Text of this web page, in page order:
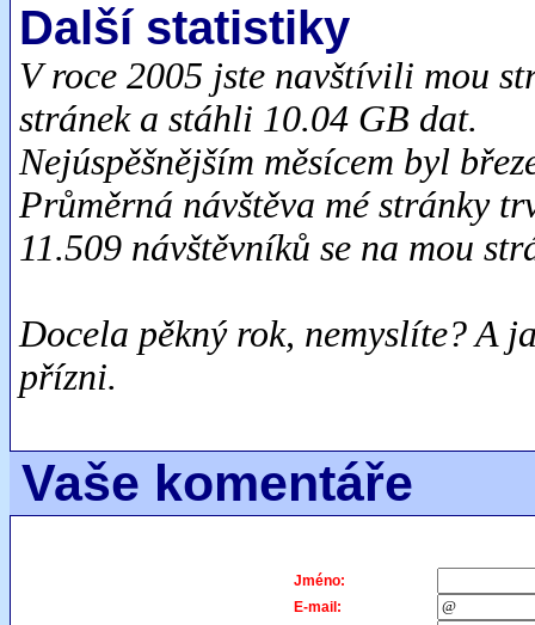
Další statistiky
V roce 2005 jste navštívili mou
stránek a stáhli 10.04 GB dat.
Nejúspěšnějším měsícem byl
Průměrná návštěva mé stránky
11.509 návštěvníků se na mou
Docela pěkný rok, nemyslíte? A
přízni.
Vaše komentáře
Jméno:
E-mail: